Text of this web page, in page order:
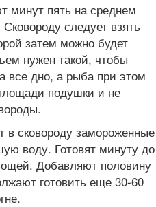
минут пять на среднем
следует взять
затем можно будет
нужен такой, чтобы
все дно, а рыба при этом
подушки и не
в сковороду замороженные
воду. Готовят минуту до
Добавляют половину
готовить еще 30-60